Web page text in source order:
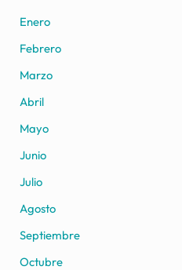
Enero
Febrero
Marzo
Abril
Mayo
Junio
Julio
Agosto
Septiembre
Octubre